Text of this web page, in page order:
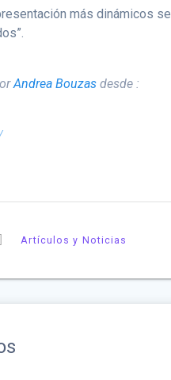
más dinámicos
Andrea Bouzas desde :
Artículos y Noticias